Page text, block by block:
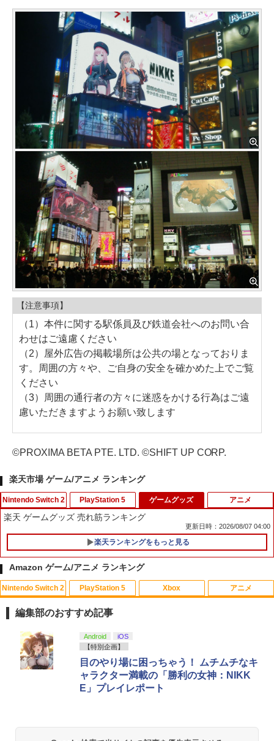
【注意事項】
（1）本件に関する駅係員及び鉄道会社へのお問い合
わせはご遠慮ください
（2）屋外広告の掲載場所は公共の場となっておりま
す。周囲の方々や、ご自身の安全を確かめた上でご覧
ください
（3）周囲の通行者の方々に迷惑をかける行為はご遠
慮いただきますようお願い致します
©PROXIMA BETA PTE. LTD. ©SHIFT UP CORP.
楽天市場 ゲーム/アニメ ランキング
Nintendo Switch 2
1
PlayVital 新型Switch2対応 親指グリッ
プキャップ 4個セット ジョイコン対応シ
リコン素材 快適フィット スイッチ2対応
滑り止めスティックカバー
2
Switch2 保護フィルム スイッチ2 保護フ
ィルム switch2 フィルム Switch2 ガラ
スフィルム スイッチ2 フィルム ガイド
貼り付け キット カバー Switch 2 本体
アクセサリー Nintendo Switch2 ケース
PlayStation 5
1
PS5 縦置きスタンド PlayStation5 / PS5
Slim / PS5 Pro 用 縦置き スタンド 円形
安定感UP ブラック ブルー シルバー グ
レー ゲームアクセサリー ◇ALW-P5216
【メール便】 | プレーステーション プレ
イステーション プレステ プレステ5 プレ
イステーション5 スタンド 収納
￥1,380
グランツーリスモ7 PS5版
ゲームグッズ
楽天 ゲームグッズ 売れ筋ランキング
更新日時：2026/08/07 04:00
楽天ランキングをもっと見る
アニメ
1
【中古】 この世界の片隅に ブックレッ
ト付 / 片渕須直 / バンダイビジュアル [Bl
u-ray]【メール便送料無料】【最短翌日
￥1,243
【BLU-R】超かぐや姫！ Blu-ray通常版
Amazon ゲーム/アニメ ランキング
Nintendo Switch 2
1
スプラトゥーン レイダース|オンライン
コード版
￥5,832
PlayStation 5
1
PlayStation 5 デジタル・エディション
日本語専用 Console Language: Japan
ese only (CFI-2200B01)
￥55,000
2
Xbox
1
【純正品】Xbox ワイヤレス コントロー
ラー + USB-C® ケーブル
￥8,300
アニメ
1
【Amazon.co.jp限定】劇場版モノノ怪
第三章 蛇神 (Amazon.co.jp限定オリジ
ナル三方背収納ケース付きコレクション)
(オリジナル特典:オリジナル巾着＋メー
カー特典:【坤と離】二振りの剣、十翼よ
り来たる！スタジオ描き下ろしイラスト
編集部のおすすめ記事
Android
iOS
【特別企画】
目のやり場に困っちゃう！ ムチムチなキ
ャラクター満載の「勝利の女神：NIKK
E」プレイレポート